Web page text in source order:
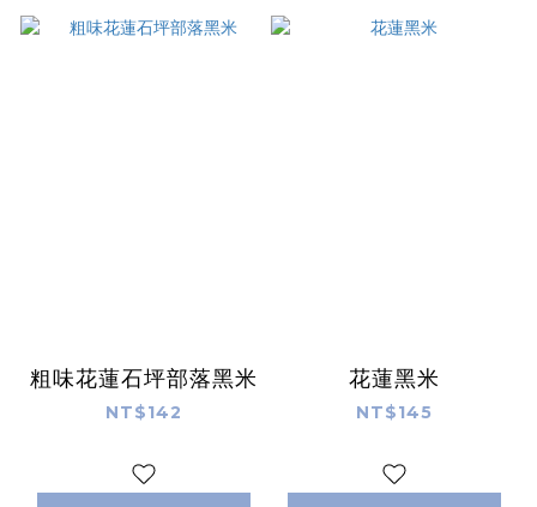
粗味花蓮石坪部落黑米
NT$142
花蓮黑米
NT$145